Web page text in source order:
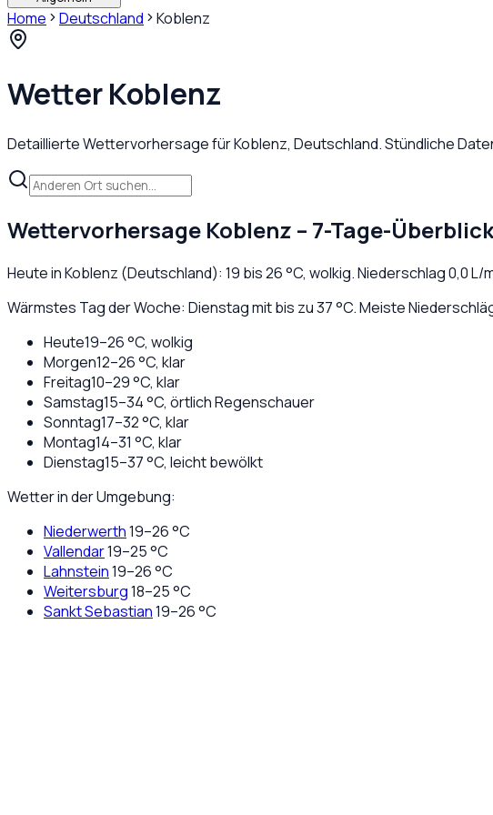
Home Deutschland Koblenz
WetterKoblenz
Detaillierte Wettervorhersage fürKoblenz, Deutschland. Stündliche
Wettervorhersage Koblenz – 7-Tage-Überblick
Heute inKoblenz (Deutschland): 19 bis26°C, wolkig. Niederschlag0,0L/
Wärmstes Tag der Woche: Dienstag mit bis zu 37 °C. Meiste
Heute19–26°C, wolkig
Morgen12–26°C, klar
Freitag10–29°C, klar
Samstag15–34°C, örtlich Regenschauer
Sonntag17–32°C, klar
Montag14–31 °C, klar
Dienstag15–37°C, leicht bewölkt
Wetter in der Umgebung:
Niederwerth19–26°C
Vallendar19–25°C
Lahnstein19–26°C
Weitersburg18–25°C
Sankt Sebastian19–26°C